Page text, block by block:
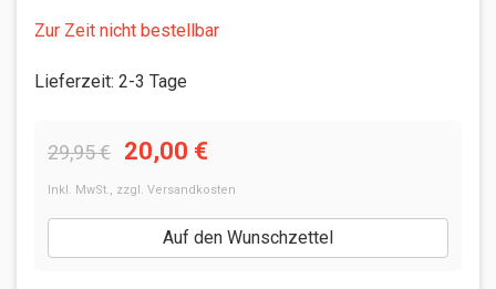
Zur Zeit nicht bestellbar
Lieferzeit: 2-3 Tage
29,95 € 20,00 €
Inkl. MwSt., zzgl. Versandkosten
Auf den Wunschzettel